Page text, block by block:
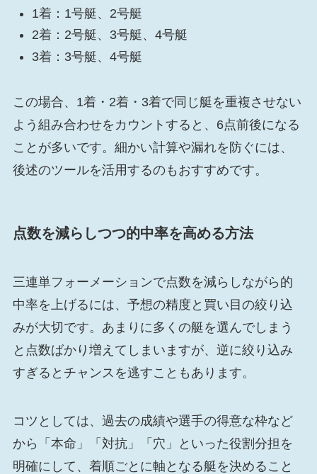
1着：1号艇、2号艇
2着：2号艇、3号艇、4号艇
3着：3号艇、4号艇
この場合、1着・2着・3着で同じ艇を重複させない
よう組み合わせをカウントすると、6点前後になる
ことが多いです。細かい計算や漏れを防ぐには、
後述のツールを活用するのもおすすめです。
点数を減らしつつ的中率を高める方法
三連単フォーメーションで点数を減らしながら的
中率を上げるには、予想の精度と買い目の絞り込
みが大切です。あまりに多くの艇を選んでしまう
と点数ばかり増えてしまいますが、逆に絞り込み
すぎるとチャンスを逃すこともあります。
コツとしては、過去の成績や選手の得意な枠など
から「本命」「対抗」「穴」といった役割分担を
明確にして、着順ごとに軸となる艇を決めること